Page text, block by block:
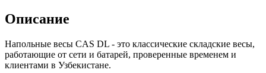
Описание
Напольные весы CAS DL - это классические складские весы,
работающие от сети и батарей, проверенные временем и
клиентами в Узбекистане.